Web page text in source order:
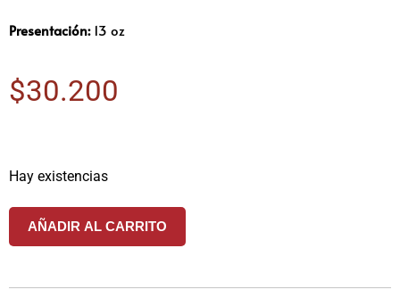
Presentación:13 oz
$30.200
Hay existencias
AÑADIR AL CARRITO